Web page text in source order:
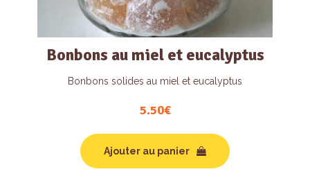
Bonbons au miel et eucalyptus
Bonbons solides au miel et eucalyptus
5.50€
Ajouter au panier